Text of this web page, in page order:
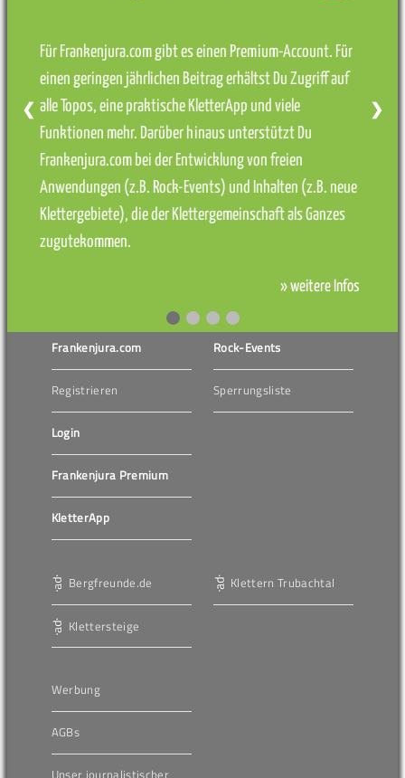
Für Frankenjura.com gibt es einen Premium-Account. Für
einen geringen jährlichen Beitrag erhältst Du Zugriff auf
alle Topos, eine praktische KletterApp und viele
Funktionen mehr. Darüber hinaus unterstützt Du
Frankenjura.com bei der Entwicklung von freien
Anwendungen (z.B. Rock-Events) und Inhalten (z.B. neue
Klettergebiete), die der Klettergemeinschaft als Ganzes
zugutekommen.
» weitere Infos
❮ ❯
Frankenjura.com
Registrieren
Login
Frankenjura Premium
KletterApp
Rock-Events
Sperrungsliste
Bergfreunde.de
Klettersteige
Klettern Trubachtal
Werbung
AGBs